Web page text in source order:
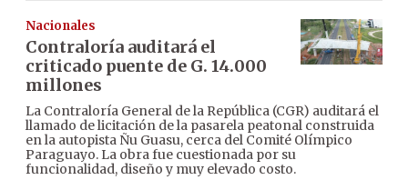
Nacionales
Contraloría auditará el
criticado puente de G. 14.000
millones
La Contraloría General de la República (CGR) auditará el
llamado de licitación de la pasarela peatonal construida
en la autopista Ñu Guasu, cerca del Comité Olímpico
Paraguayo. La obra fue cuestionada por su
funcionalidad, diseño y muy elevado costo.